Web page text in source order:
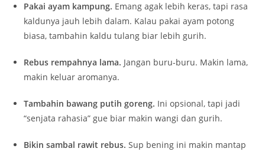
Pakai ayam kampung. Emang agak lebih keras, tapi rasa
kaldunya jauh lebih dalam. Kalau pakai ayam potong
biasa, tambahin kaldu tulang biar lebih gurih.
Rebus rempahnya lama. Jangan buru-buru. Makin lama,
makin keluar aromanya.
Tambahin bawang putih goreng. Ini opsional, tapi jadi
“senjata rahasia” gue biar makin wangi dan gurih.
Bikin sambal rawit rebus. Sup bening ini makin mantap